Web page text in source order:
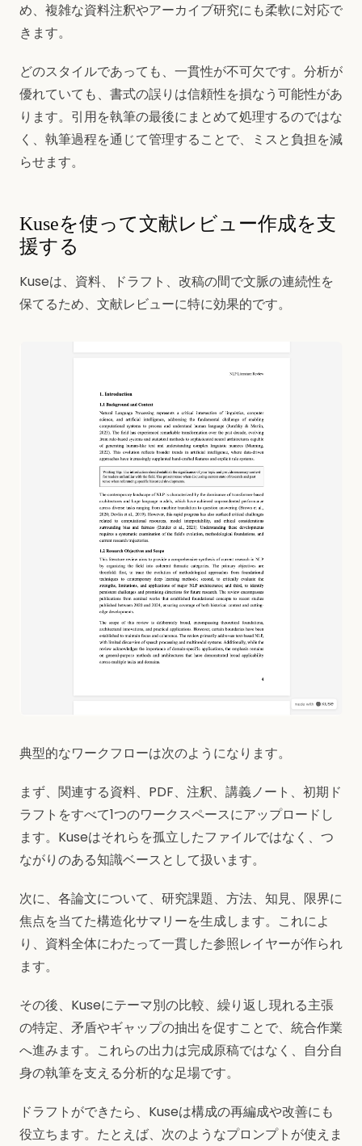
め、複雑な資料注釈やアーカイブ研究にも柔軟に対応で
きます。
どのスタイルであっても、一貫性が不可欠です。分析が
優れていても、書式の誤りは信頼性を損なう可能性があ
ります。引用を執筆の最後にまとめて処理するのではな
く、執筆過程を通じて管理することで、ミスと負担を減
らせます。
Kuseを使って文献レビュー作成を支
援する
Kuseは、資料、ドラフト、改稿の間で文脈の連続性を
保てるため、文献レビューに特に効果的です。
典型的なワークフローは次のようになります。
まず、関連する資料、PDF、注釈、講義ノート、初期ド
ラフトをすべて1つのワークスペースにアップロードし
ます。Kuseはそれらを孤立したファイルではなく、つ
ながりのある知識ベースとして扱います。
次に、各論文について、研究課題、方法、知見、限界に
焦点を当てた構造化サマリーを生成します。これによ
り、資料全体にわたって一貫した参照レイヤーが作られ
ます。
その後、Kuseにテーマ別の比較、繰り返し現れる主張
の特定、矛盾やギャップの抽出を促すことで、統合作業
へ進みます。これらの出力は完成原稿ではなく、自分自
身の執筆を支える分析的な足場です。
ドラフトができたら、Kuseは構成の再編成や改善にも
役立ちます。たとえば、次のようなプロンプトが使えま